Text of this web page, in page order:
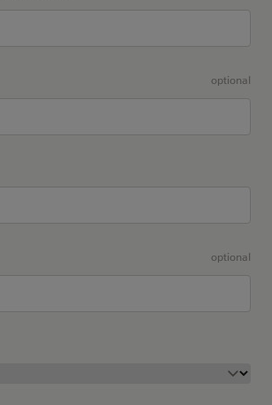
optional
optional